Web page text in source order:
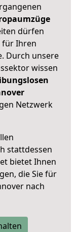
dürfen
für Ihren
Durch unsere
wissen
Netzwerk
stattdessen
bietet Ihnen
die Sie für
nach